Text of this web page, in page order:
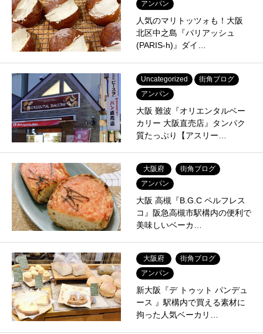
アンパン
人気のマリトッツォも！大阪
北区中之島『パリアッシュ
(PARIS-h)』ダイ…
Uncategorized
街角ブログ
アンパン
大阪 難波『オリエンタルベー
カリー 大阪直売店』タンパク
質たっぷり【アスリー…
大阪府
街角ブログ
アンパン
大阪 高槻『B.G.C ペルフレス
コ』阪急高槻市駅構内の便利で
美味しいベーカ…
大阪府
街角ブログ
アンパン
新大阪『デ トゥット パンデュ
ース 』駅構内で買える素材に
拘った人気ベーカリ…